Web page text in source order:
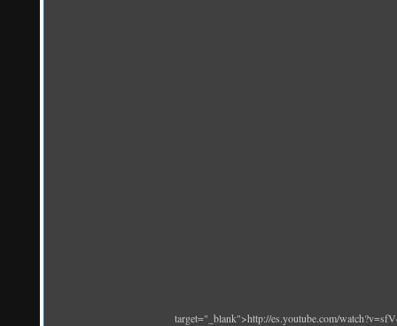
target="_blank">http://es.youtube.com/